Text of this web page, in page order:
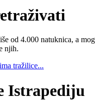
od 4.000 natuknica, a
njih.
tražilice...
Istrapediju